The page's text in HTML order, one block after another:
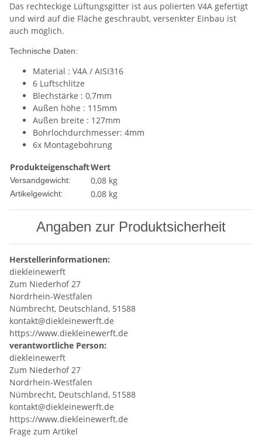
Das rechteckige Lüftungsgitter ist aus polierten V4A gefertigt
und wird auf die Fläche geschraubt, versenkter Einbau ist
auch möglich.
Technische Daten:
Material : V4A / AISI316
6 Luftschlitze
Blechstärke : 0,7mm
Außen höhe : 115mm
Außen breite : 127mm
Bohrlochdurchmesser: 4mm
6x Montagebohrung
ProdukteigenschaftWert
Versandgewicht: 0,08 kg
Artikelgewicht: 0,08 kg
Angaben zur Produktsicherheit
Herstellerinformationen:
diekleinewerft
Zum Niederhof 27
Nordrhein-Westfalen
Nümbrecht, Deutschland, 51588
kontakt@diekleinewerft.de
https://www.diekleinewerft.de
verantwortliche Person:
diekleinewerft
Zum Niederhof 27
Nordrhein-Westfalen
Nümbrecht, Deutschland, 51588
kontakt@diekleinewerft.de
https://www.diekleinewerft.de
Frage zum Artikel